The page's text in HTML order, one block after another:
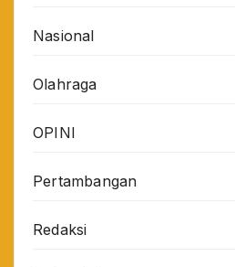
Nasional
Olahraga
OPINI
Pertambangan
Redaksi